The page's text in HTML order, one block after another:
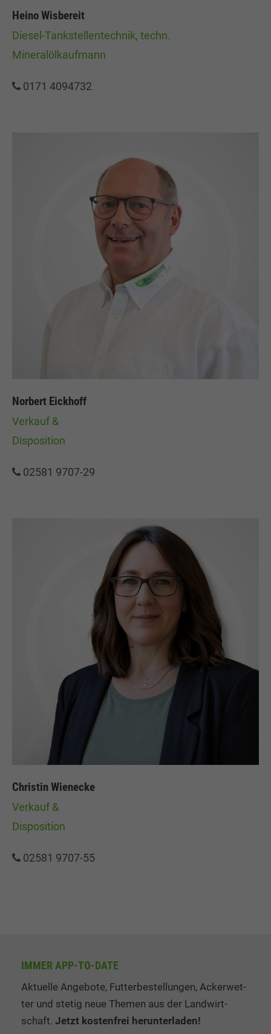
Heino Wisbereit
Diesel-Tankstellentechnik, techn.
Mineralölkaufmann
0171 4094732
Norbert Eickhoff
Verkauf &
Disposition
02581 9707-29
Christin Wienecke
Verkauf &
Disposition
02581 9707-55
IMMER APP-TO-DATE
Aktuelle Angebote, Fut­ter­be­stel­lung­en, Ack­er­wet­
ter und stetig neue The­men aus der Land­wirt­
schaft. Jetzt kos­ten­frei her­un­ter­la­den!